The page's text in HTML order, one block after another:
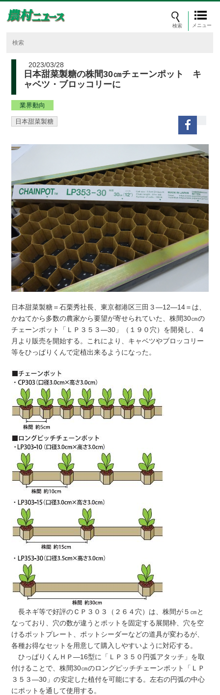
メニュー
2023/03/28
日本甜菜製糖の株間30㎝チェーンポット キ
ャベツ・ブロッコリーに
業界動向
日本甜菜製糖
日本甜菜製糖＝石栗秀社長、東京都港区三田３―12―14＝は、
かねてから多数の農家から要望が寄せられていた、株間30㎝の
チェーンポット「ＬＰ３５３―30」（１９０穴）を開発し、４
月より販売を開始する。これにより、キャベツやブロッコリー
等をひっぱりくんで定植出来るようになった。
長ネギ等で好評のＣＰ３０３（２６４穴）は、株間が５㎝と
なっており、穴の数が違うとポットを固定する展開枠、穴を空
けるポットプレート、ポットシーダーなどの道具が変わるが、
各種お得なセットを用意して購入しやすいように対応する。
ひっぱりくんＨＰ―16型に「ＬＰ３５０円弧アタッチ」を取
付けることで、株間30㎝のロングピッチチェーンポット「ＬＰ
３５３―30」の安定した植付を可能にする。左右の円弧の中心
にポットを通して使用する。